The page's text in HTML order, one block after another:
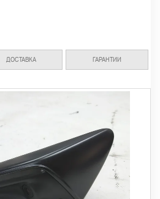
ДОСТАВКА ГАРАНТИИ